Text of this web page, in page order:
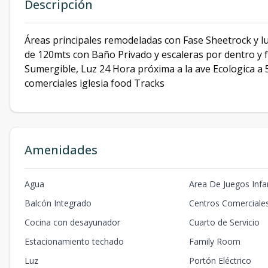
Descripción
Áreas principales remodeladas con Fase Sheetrock y
de 120mts con Baño Privado y escaleras por dentro
Sumergible, Luz 24 Hora próxima a la ave Ecologica
comerciales iglesia food Tracks
Amenidades
Agua
Area De Juegos
Balcón Integrado
Centros
Cocina con desayunador
Cuarto de Servicio
Estacionamiento techado
Family Room
Luz
Portón Eléctrico